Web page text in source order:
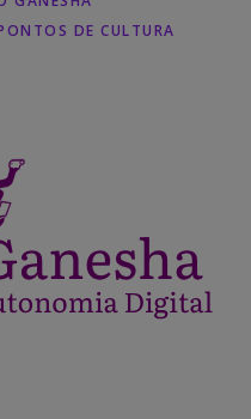
DE CULTURA